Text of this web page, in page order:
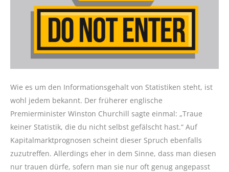
Wie es um den Informationsgehalt von Statistiken steht, ist
wohl jedem bekannt. Der früherer englische
Premierminister Winston Churchill sagte einmal: „Traue
keiner Statistik, die du nicht selbst gefälscht hast.“ Auf
Kapitalmarktprognosen scheint dieser Spruch ebenfalls
zuzutreffen. Allerdings eher in dem Sinne, dass man diesen
nur trauen dürfe, sofern man sie nur oft genug angepasst